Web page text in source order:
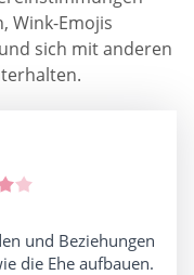
Wink-Emojis
sich mit anderen
und Beziehungen
die Ehe aufbauen.